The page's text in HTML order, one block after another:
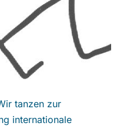
tanzen zur
internationale